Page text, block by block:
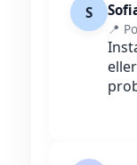
S
📍